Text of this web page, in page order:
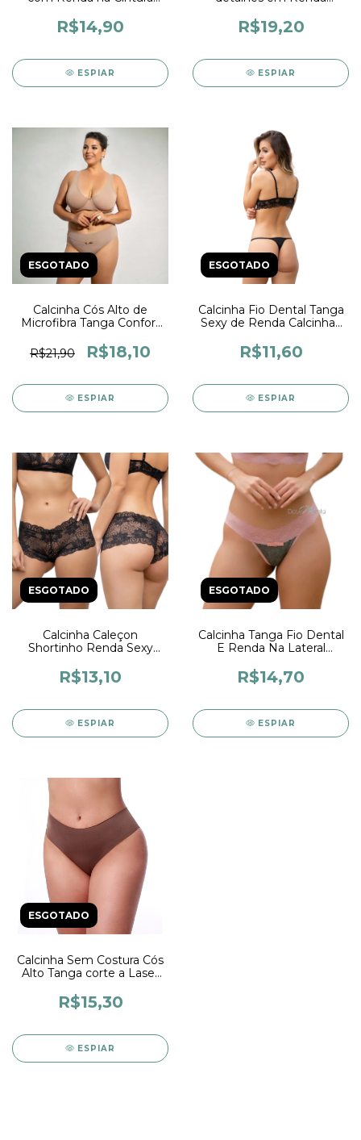
R$14,90
ESPIAR
Renda Lateral
R$19,20
ESPIAR
ESGOTADO
Calcinha Cós Alto de
Microfibra Tanga Confort
Feminina
R$21,90 R$18,10
ESPIAR
ESGOTADO
Calcinha Fio Dental Tanga
Sexy de Renda Calcinhas
Feminina
R$11,60
ESPIAR
ESGOTADO
Calcinha Caleçon
Shortinho Renda Sexy
Algodão Calesson Estilo
Romântico Moda Íntima
R$13,10
ESPIAR
ESGOTADO
Calcinha Tanga Fio Dental
E Renda Na Lateral
Duplo Feminina
Confortável Moda Ìntima
R$14,70
ESPIAR
ESGOTADO
Calcinha Sem Costura Cós
Alto Tanga corte a Laser
R$15,30
ESPIAR